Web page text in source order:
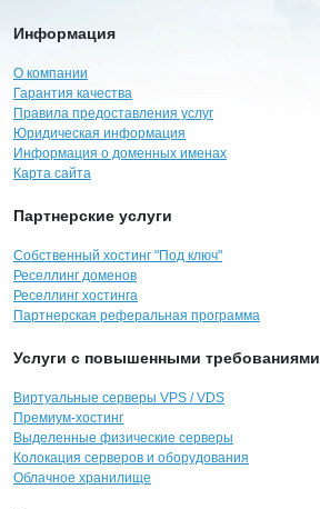
Информация
О компании
Гарантия качества
Правила предоставления услуг
Юридическая информация
Информация о доменных именах
Карта сайта
Партнерские услуги
Собственный хостинг "Под ключ"
Реселлинг доменов
Реселлинг хостинга
Партнерская реферальная программа
Услуги с повышенными требованиями
Виртуальные серверы VPS / VDS
Премиум-хостинг
Выделенные физические серверы
Колокация серверов и оборудования
Облачное хранилище